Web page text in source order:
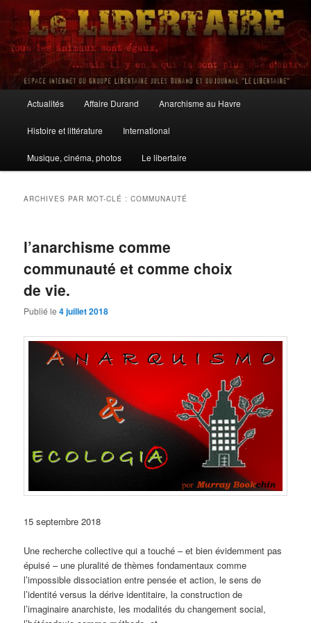
Aller
contenu
principal
Aller
contenu
secondaire
Le Libertaire
principal
Actualités Affaire Durand Anarchisme au Havre
Histoire et littérature International
Musique, cinéma, photos Le libertaire
ARCHIVES PAR MOT-CLÉ :COMMUNAUTÉ
l’anarchisme comme
communauté et comme choix
de vie.
Publié le4 juillet 2018
15 septembre 2018
Une recherche collective qui a touché – et bien évidemment pas
épuisé – une pluralité de thèmes fondamentaux comme
l’impossible dissociation entre pensée et action, le sens de
l’identité versus la dérive identitaire, la construction de
l’imaginaire anarchiste, les modalités du changement social,